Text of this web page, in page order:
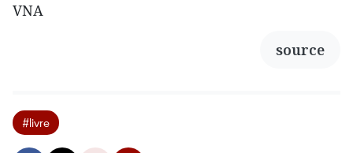
VNA
source
#livre